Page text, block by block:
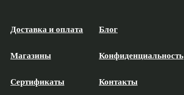
Доставка и оплата
Магазины
Сертификаты
Блог
Конфиденциальность
Контакты